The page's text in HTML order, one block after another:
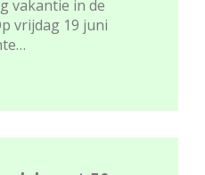
vakantie in de
vrijdag 19 juni